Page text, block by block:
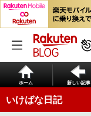
ホーム 新しい記事
いけばな日記